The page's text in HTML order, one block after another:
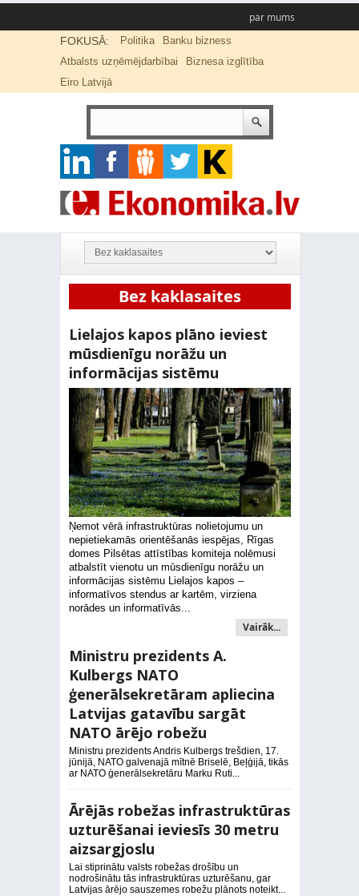
par mums
FOKUSĀ: Politika
Banku bizness
Atbalsts uzņēmējdarbībai
Biznesa izglītība
Eiro Latvijā
Bez kaklasaites
Lielajos kapos plāno ieviest
mūsdienīgu norāžu un
informācijas sistēmu
Ņemot vērā infrastruktūras nolietojumu un
nepietiekamās orientēšanās iespējas, Rīgas
domes Pilsētas attīstības komiteja nolēmusi
atbalstīt vienotu un mūsdienīgu norāžu un
informācijas sistēmu Lielajos kapos –
informatīvos stendus ar kartēm, virziena
norādes un informatīvās...
Vairāk...
Ministru prezidents A.
Kulbergs NATO
ģenerālsekretāram apliecina
Latvijas gatavību sargāt
NATO ārējo robežu
Ministru prezidents Andris Kulbergs trešdien, 17.
jūnijā, NATO galvenajā mītnē Briselē, Beļģijā, tikās
ar NATO ģenerālsekretāru Marku Ruti...
Ārējās robežas infrastruktūras
uzturēšanai ieviesīs 30 metru
aizsargjoslu
Lai stiprinātu valsts robežas drošību un
nodrošinātu tās infrastruktūras uzturēšanu, gar
Latvijas ārējo sauszemes robežu plānots noteikt...